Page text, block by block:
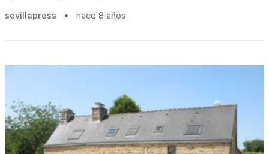
sevillapress • hace 8 años